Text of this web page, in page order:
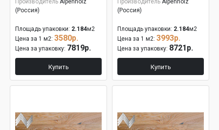
Производитель Alpenholz
(Россия)
Площадь упаковки: 2.184м2
Цена за 1 м2: 3580р.
Цена за упаковку: 7819р.
Купить
Производитель Alpenholz
(Россия)
Площадь упаковки: 2.184м2
Цена за 1 м2: 3993р.
Цена за упаковку: 8721р.
Купить